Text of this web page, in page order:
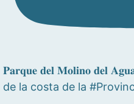
𝐏𝐚𝐫𝐪𝐮𝐞 𝐝𝐞𝐥 𝐌𝐨𝐥𝐢𝐧𝐨 𝐝𝐞𝐥
de la costa de la